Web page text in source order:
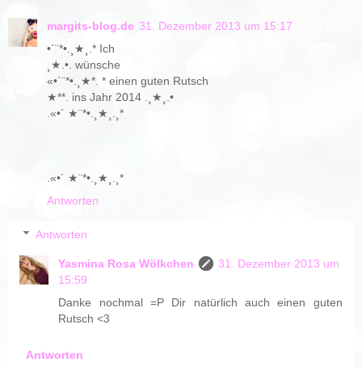
margits-blog.de 31. Dezember 2013 um 15:17
•´¨*•.¸★¸.* Ich
¸★.•. wünsche
«•´¨*•.¸★*. * einen guten Rutsch
★**. ins Jahr 2014 .¸★¸.•
.«•´ ★¨*•.¸★¸.¸*
.«•´ ★¨*•.¸★¸.¸*
Antworten
Antworten
Yasmina Rosa Wölkchen
31. Dezember 2013 um
15:59
Danke nochmal =P Dir natürlich auch einen guten
Rutsch <3
Antworten